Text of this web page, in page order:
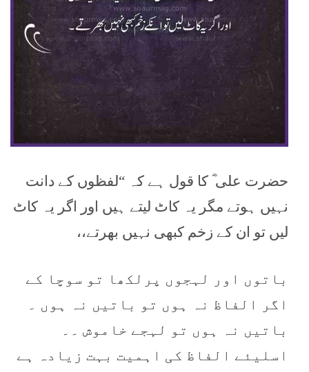
حضرت علی ؓ کا قول ہے کہ “لفظوں کے دانت
نہیں ہوتے مگر یہ کاٹ لیتے ہیں اور اگر یہ کاٹ
لیں تو ان کے زخم کبھی نہیں بھرتے،،
باتوں اور لہجوں پرلکھا تو سوچا کے
اگر الفاظ نہ ہوں تو باتیں نہ ہوں ۔
باتیں نہ ہوں تو لہجے خاموش ۔۔
اسلیئے الفاظ کی اہمیت بہت زیادہ ہے